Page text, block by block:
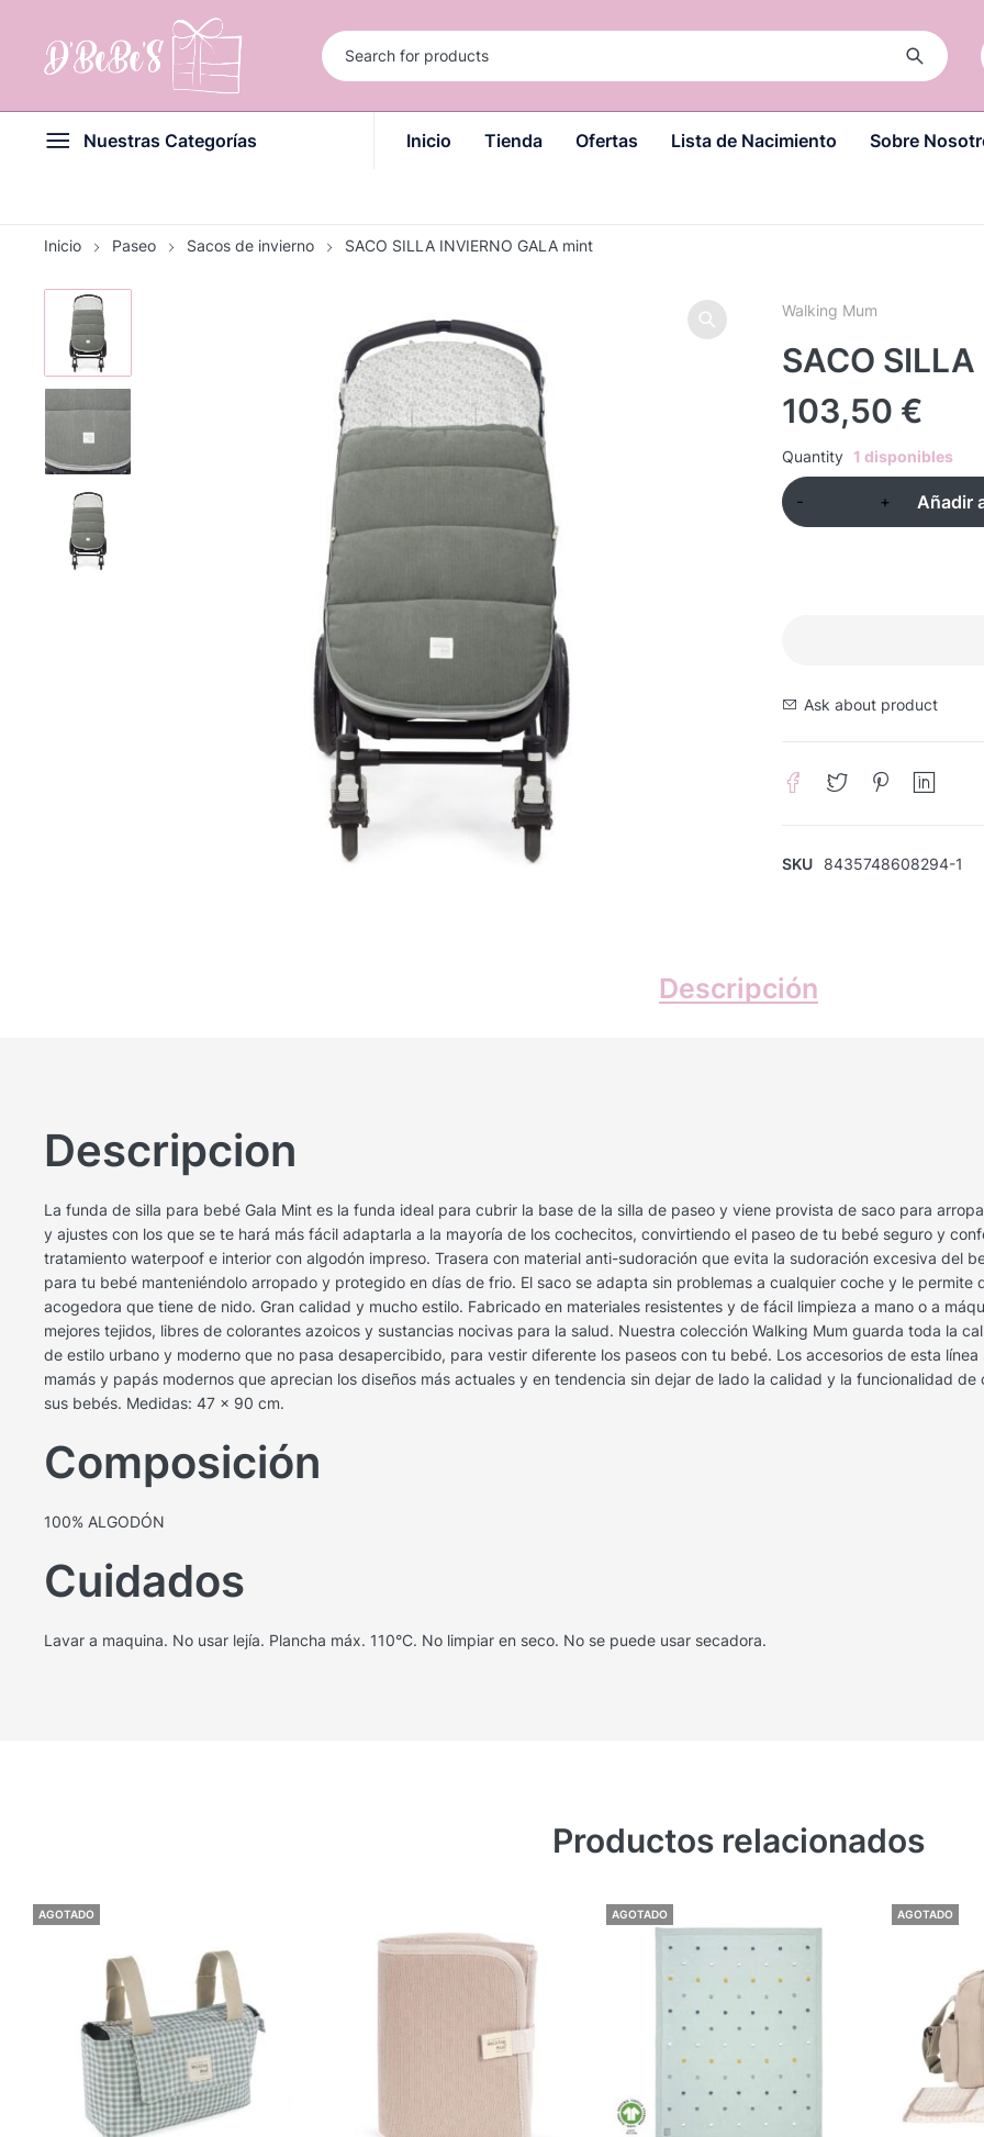
Nuestras Categorías Inicio Tienda Ofertas Lista de Nacimiento Sobre
Inicio Paseo Sacos de invierno SACO SILLA INVIERNO GALA mint
Walking Mum
SACO
103,50 €
Quantity 1 disponibles
Añadir
Ask about product
SKU 8435748608294-1
Descripción
Descripcion
La funda de silla para bebé Gala Mint es la funda ideal para cubrir la base de la silla de paseo y viene provista de saco para
y ajustes con los que se te hará más fácil adaptarla a la mayoría de los cochecitos, convirtiendo el paseo de tu bebé seguro y
tratamiento waterpoof e interior con algodón impreso. Trasera con material anti-sudoración que evita la sudoración excesiva del
para tu bebé manteniéndolo arropado y protegido en días de frio. El saco se adapta sin problemas a cualquier coche y le
acogedora que tiene de nido. Gran calidad y mucho estilo. Fabricado en materiales resistentes y de fácil limpieza a mano o a
mejores tejidos, libres de colorantes azoicos y sustancias nocivas para la salud. Nuestra colección Walking Mum guarda toda la
de estilo urbano y moderno que no pasa desapercibido, para vestir diferente los paseos con tu bebé. Los accesorios de esta
mamás y papás modernos que aprecian los diseños más actuales y en tendencia sin dejar de lado la calidad y la funcionalidad
sus bebés. Medidas: 47 x 90 cm.
Composición
100% ALGODÓN
Cuidados
Lavar a maquina. No usar lejía. Plancha máx. 110°C. No limpiar en seco. No se puede usar secadora.
Productos relacionados
AGOTADO AGOTADO AGOTADO